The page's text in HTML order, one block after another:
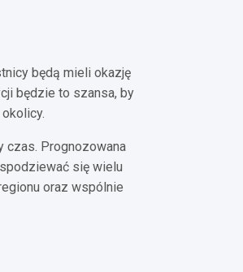
będą mieli okazję
będzie to szansa, by
czas. Prognozowana
się wielu
oraz wspólnie